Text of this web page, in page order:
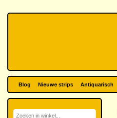
Blog Nieuwe strips Antiquarisch